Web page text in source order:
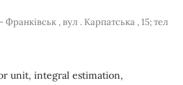
, вул . Карпатська , 15; тел
unit, integral estimation,